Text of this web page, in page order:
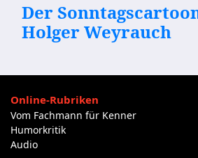
Der
Holger Weyrauch
Online-Rubriken
Vom Fachmann für Kenner
Humorkritik
Audio